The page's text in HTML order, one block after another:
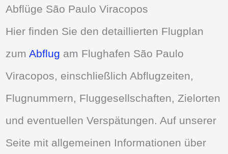
Abflüge São Paulo Viracopos
Hier finden Sie den detaillierten Flugplan
zumAbflug am Flughafen São Paulo
Viracopos, einschließlich Abflugzeiten,
Flugnummern, Fluggesellschaften, Zielorten
und eventuellen Verspätungen. Auf unserer
Seite mit allgemeinen Informationen über